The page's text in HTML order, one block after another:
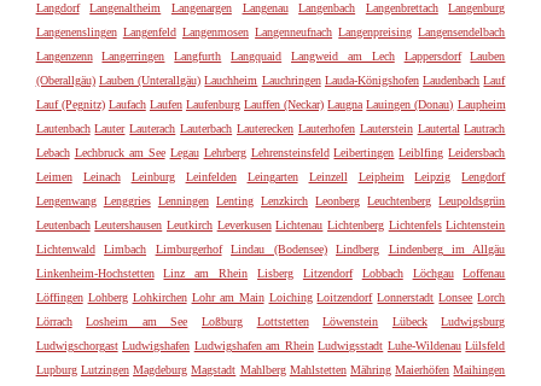
Langdorf
Langenaltheim Langenargen Langenau Langenbach Langenbrettach
Langenburg
Langenenslingen Langenfeld Langenmosen Langenneufnach Langenpreising Langensendelbach
Langenzenn
Langerringen Langfurth Langquaid Langweid am Lech Lappersdorf
Lauben
(Oberallgäu) Lauben (Unterallgäu) Lauchheim Lauchringen Lauda-Königshofen Laudenbach Lauf
Lauf (Pegnitz) Laufach Laufen Laufenburg Lauffen (Neckar) Laugna Lauingen (Donau) Laupheim
Lautenbach Lauter Lauterach Lauterbach Lauterecken Lauterhofen Lauterstein Lautertal Lautrach
Lebach Lechbruck am See Legau Lehrberg Lehrensteinsfeld Leibertingen Leiblfing Leidersbach
Leimen
Leinach Leinburg Leinfelden Leingarten Leinzell Leipheim Leipzig
Lengdorf
Lengenwang Lenggries Lenningen Lenting Lenzkirch Leonberg Leuchtenberg Leupoldsgrün
Leutenbach Leutershausen Leutkirch Leverkusen Lichtenau Lichtenberg Lichtenfels Lichtenstein
Lichtenwald
Limbach Limburgerhof Lindau (Bodensee) Lindberg
Lindenberg im Allgäu
Linkenheim-Hochstetten
Linz am Rhein Lisberg Litzendorf Lobbach Löchgau
Loffenau
Löffingen Lohberg Lohkirchen Lohr am Main Loiching Loitzendorf Lonnerstadt Lonsee Lorch
Lörrach
Losheim am See Loßburg Lottstetten Löwenstein Lübeck
Ludwigsburg
Ludwigschorgast Ludwigshafen Ludwigshafen am Rhein Ludwigsstadt Luhe-Wildenau Lülsfeld
Lupburg Lutzingen Magdeburg Magstadt Mahlberg Mahlstetten Mähring Maierhöfen Maihingen